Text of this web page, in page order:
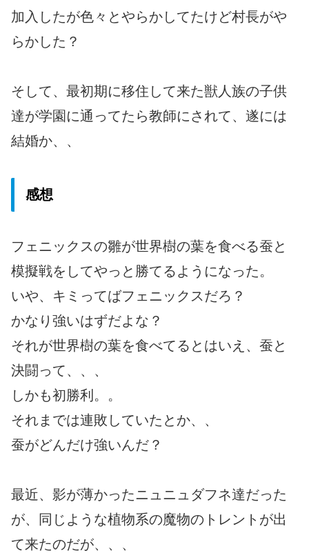
加入したが色々とやらかしてたけど村長がや
らかした？
そして、最初期に移住して来た獣人族の子供
達が学園に通ってたら教師にされて、遂には
結婚か、、
感想
フェニックスの雛が世界樹の葉を食べる蚕と
模擬戦をしてやっと勝てるようになった。
いや、キミってばフェニックスだろ？
かなり強いはずだよな？
それが世界樹の葉を食べてるとはいえ、蚕と
決闘って、、、
しかも初勝利。。
それまでは連敗していたとか、、
蚕がどんだけ強いんだ？
最近、影が薄かったニュニュダフネ達だった
が、同じような植物系の魔物のトレントが出
て来たのだが、、、